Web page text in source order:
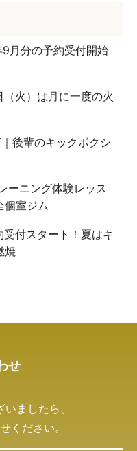
9月分の予約受付開始
（火）は月に一度の火
後輩のキックボクシ
ーニング体験レッス
個室ジム
受付スタート！夏はキ
焼
せ
ましたら、
ください。